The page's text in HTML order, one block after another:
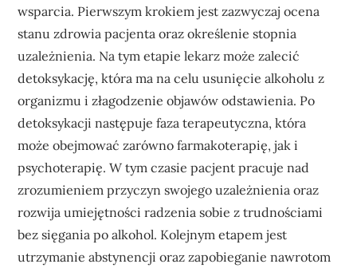
wsparcia. Pierwszym krokiem jest zazwyczaj ocena
stanu zdrowia pacjenta oraz określenie stopnia
uzależnienia. Na tym etapie lekarz może zalecić
detoksykację, która ma na celu usunięcie alkoholu z
organizmu i złagodzenie objawów odstawienia. Po
detoksykacji następuje faza terapeutyczna, która
może obejmować zarówno farmakoterapię, jak i
psychoterapię. W tym czasie pacjent pracuje nad
zrozumieniem przyczyn swojego uzależnienia oraz
rozwija umiejętności radzenia sobie z trudnościami
bez sięgania po alkohol. Kolejnym etapem jest
utrzymanie abstynencji oraz zapobieganie nawrotom